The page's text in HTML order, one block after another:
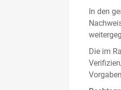
In den
Die im